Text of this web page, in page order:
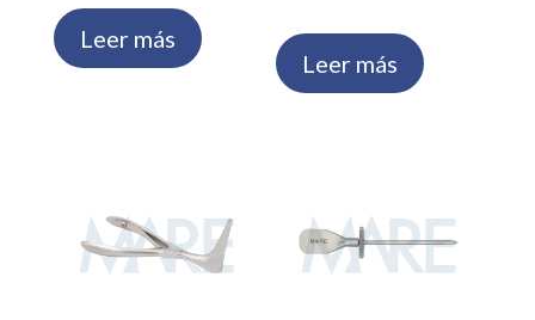
Leer más
Leer más